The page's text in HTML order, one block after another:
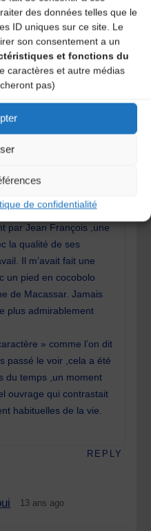
des données telles que le
ID uniques sur ce site. Le
son consentement a un
et fonctions du
caractères et autre médias
pas)
de confidentialité
REPLY
16 ans ago
est toujours un
,mais le départ de
à la fabrication
années de savoir. J’ai
par Jean François ,une
la qualité de ses
Il m’avait fait une
un pied en cocobolo
de Macassar. Jamais
plus admirablement
» comme l’on dit
passé le voir ,cela a été
du temps ,un moment
ouvrage qui contrastait
habituelles de la vie.
REPLY
13 ans ago